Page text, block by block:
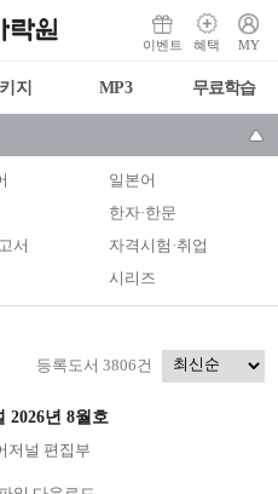
이벤트 혜택 MY
지 MP3 무료학습
일본어
한자·한문
서
자격시험·취업
시리즈
등록도서 3806건
2026년 8월호
저널 편집부